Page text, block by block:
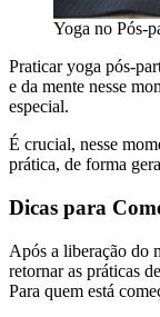
Yoga no Pós-
Praticar yoga pós-
e da mente nesse
especial.
É crucial, nesse
prática, de forma
Dicas para
Após a liberação do
retornar as práticas
Para quem está